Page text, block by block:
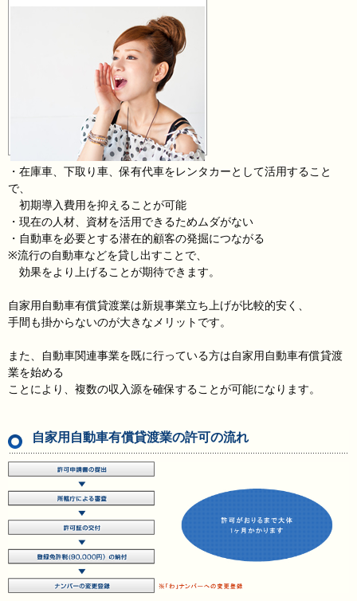
・在庫車、下取り車、保有代車をレンタカーとして活用すること
で、
初期導入費用を抑えることが可能
・現在の人材、資材を活用できるためムダがない
・自動車を必要とする潜在的顧客の発掘につながる
※流行の自動車などを貸し出すことで、
効果をより上げることが期待できます。
自家用自動車有償貸渡業は新規事業立ち上げが比較的安く、
手間も掛からないのが大きなメリットです。
また、自動車関連事業を既に行っている方は自家用自動車有償貸渡
業を始める
ことにより、複数の収入源を確保することが可能になります。
自家用自動車有償貸渡業の許可の流れ